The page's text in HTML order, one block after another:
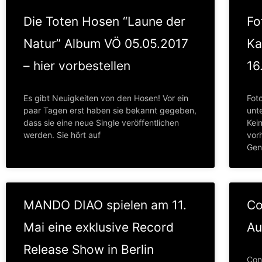
Die Toten Hosen “Laune der
Natur” Album VÖ 05.05.2017
– hier vorbestellen
Es gibt Neuigkeiten von den Hosen! Vor ein
paar Tagen erst haben sie bekannt gegeben,
dass sie eine neue Single veröffentlichen
werden. Sie hört auf
MANDO DIAO spielen am 11.
Mai eine exklusive Record
Release Show in Berlin